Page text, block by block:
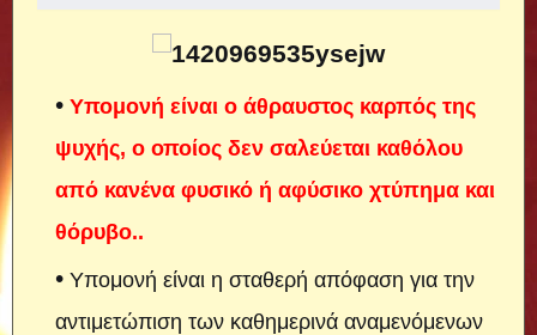
Υπομονή είναι ο άθραυστος καρπός της
ψυχής, ο οποίος δεν σαλεύεται καθόλου
από κανένα φυσικό ή αφύσικο χτύπημα και
θόρυβο..
Υπομονή είναι η σταθερή απόφαση για την
αντιμετώπιση των καθημερινά αναμενόμενων